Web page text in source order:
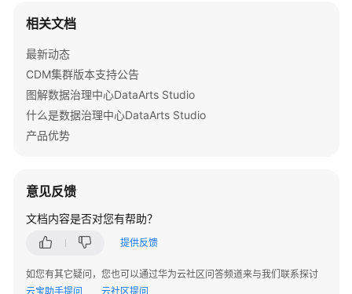
参
SDK
参
常
题
助
相关文档
最新动态
CDM集群版本支持公告
图解数据治理中心DataArts Studio
什么是数据治理中心DataArts Studio
产品优势
意见反馈
文档内容是否对您有帮助？
提供反馈
如您有其它疑问，您也可以通过华为云社区问答频道来与我们联系探讨
云宝助手提问
云社区提问